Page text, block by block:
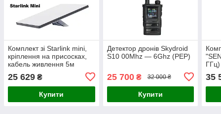
Комплект зі Starlink mini,
кріплення на присосках,
кабель живлення 5м
25 629 ₴
Купити
Детектор дронів Skydroid
S10 00Мhz — 6Ghz (РЕР)
25 700₴ 32 000 ₴
Купити
ГГц)
35